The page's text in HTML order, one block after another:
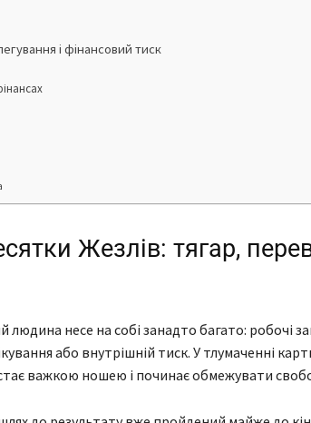
і фінансовий тиск
Жезлів: тягар,
людина несе на собі занадто багато: робочі
або внутрішній тиск. У тлумаченні
важкою ношею і починає обмежувати